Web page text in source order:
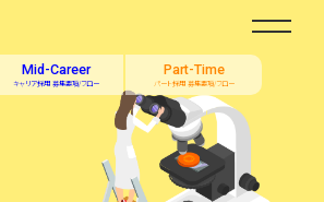
Mid-Career
キャリア採用 募集要項/フロー
Part-Time
パート採用 募集要項/フロー